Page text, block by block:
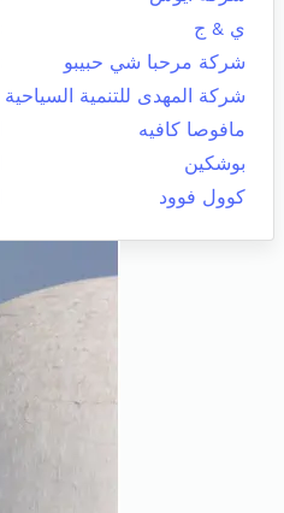
ي & ج
شركة مرحبا شي حبيبو
شركة المهدى للتنمية السياحية
مافوصا كافيه
بوشكين
كوول فوود